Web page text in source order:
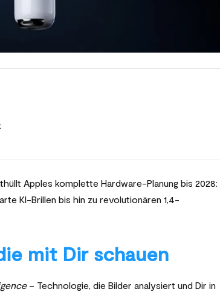
Apples komplette Hardware-Planung bis 2028:
KI-Brillen bis hin zu revolutionären 1,4-
mit Dir schauen
– Technologie, die Bilder analysiert und Dir in